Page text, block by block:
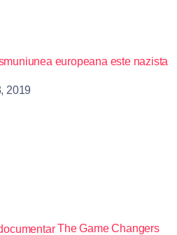
uniunea europeana este nazista
2019
The Game Changers